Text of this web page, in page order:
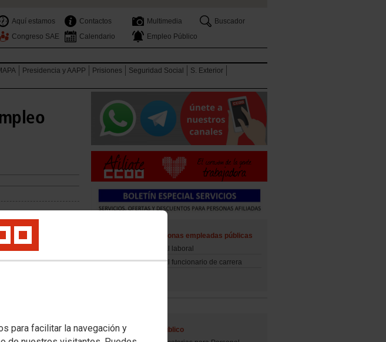
para facilitar la navegación y
Aquí estamos Contactos Multimedia
Buscador
Congreso SAE
Calendario Empleo Público
Presidencia y AAPP Prisiones Seguridad Social
S. Exterior
Movilidad de las personas empleadas públicas
Movilidad del personal laboral
Movilidad del personal funcionario de carrera
Acceso al Empleo Público